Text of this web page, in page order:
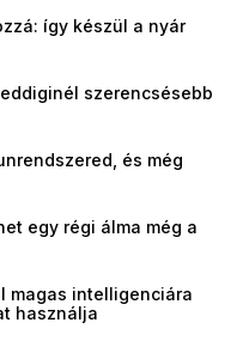
így készül a nyár
szerencsésebb
és még
egy régi álma még a
magas intelligenciára
használja